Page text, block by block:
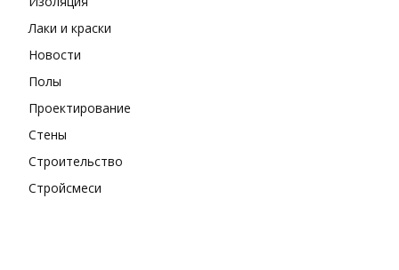
Лаки и краски
Новости
Полы
Проектирование
Стены
Строительство
Стройсмеси